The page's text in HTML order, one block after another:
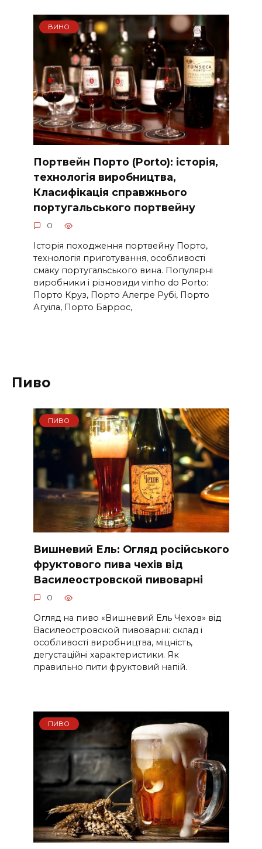
ВИНО
Портвейн Порто (Porto): історія,
технологія виробництва,
Класифікація справжнього
португальського портвейну
0
Історія походження портвейну Порто,
технологія приготування, особливості
смаку португальського вина. Популярні
виробники і різновиди vinho do Porto:
Порто Круз, Порто Алегре Рубі, Порто
Агуіла, Порто Баррос,
Пиво
ПИВО
Вишневий Ель: Огляд російського
фруктового пива чехів від
Василеостровской пивоварні
0
Огляд на пиво «Вишневий Ель Чехов» від
Василеостровской пивоварні: склад і
особливості виробництва, міцність,
дегустаційні характеристики. Як
правильно пити фруктовий напій.
ПИВО